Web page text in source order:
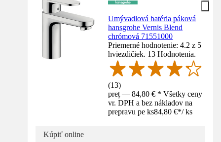
Umývadlová batéria páková
hansgrohe Vernis Blend
chrómová 71551000
Priemerné hodnotenie: 4.2 z 5
hviezdičiek. 13 Hodnotenia.
(13)
preț — 84,80 € * Všetky ceny
vr. DPH a bez nákladov na
prepravu pe ks84,80 €*/ ks
Kúpiť online